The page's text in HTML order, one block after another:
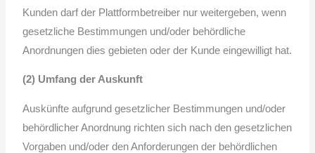
Kunden darf der Plattformbetreiber nur weitergeben, wenn
gesetzliche Bestimmungen und/oder behördliche
Anordnungen dies gebieten oder der Kunde eingewilligt hat.
(2) Umfang der Auskunft
Auskünfte aufgrund gesetzlicher Bestimmungen und/oder
behördlicher Anordnung richten sich nach den gesetzlichen
Vorgaben und/oder den Anforderungen der behördlichen